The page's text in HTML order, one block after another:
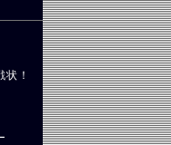
状！